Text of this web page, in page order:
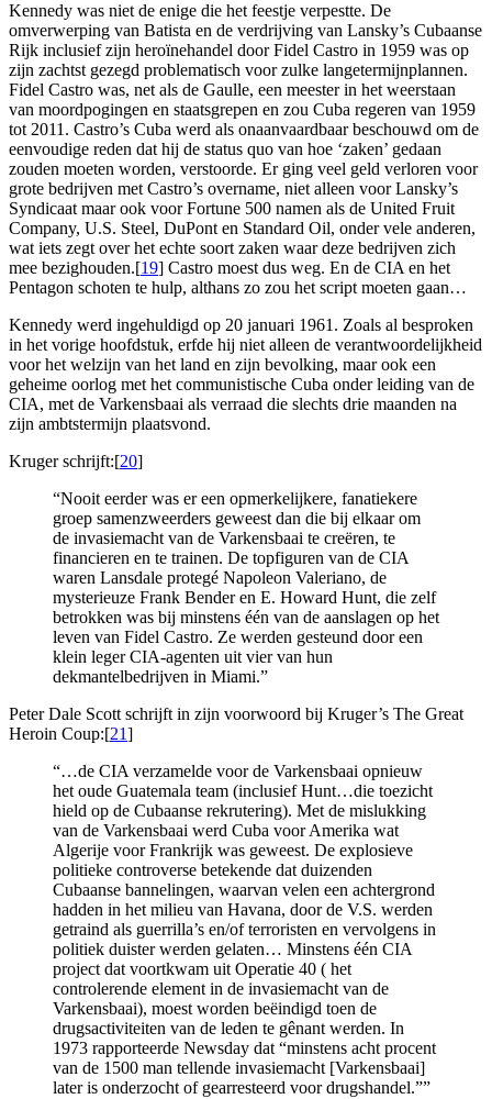
Kennedy was niet de enige die het feestje verpestte. De
omverwerping van Batista en de verdrijving van Lansky’s Cubaanse
Rijk inclusief zijn heroïnehandel door Fidel Castro in 1959 was op
zijn zachtst gezegd problematisch voor zulke langetermijnplannen.
Fidel Castro was, net als de Gaulle, een meester in het weerstaan
van moordpogingen en staatsgrepen en zou Cuba regeren van 1959
tot 2011. Castro’s Cuba werd als onaanvaardbaar beschouwd om de
eenvoudige reden dat hij de status quo van hoe ‘zaken’ gedaan
zouden moeten worden, verstoorde. Er ging veel geld verloren voor
grote bedrijven met Castro’s overname, niet alleen voor Lansky’s
Syndicaat maar ook voor Fortune 500 namen als de United Fruit
Company, U.S. Steel, DuPont en Standard Oil, onder vele anderen,
wat iets zegt over het echte soort zaken waar deze bedrijven zich
mee bezighouden.[19] Castro moest dus weg. En de CIA en het
Pentagon schoten te hulp, althans zo zou het script moeten gaan…
Kennedy werd ingehuldigd op 20 januari 1961. Zoals al besproken
in het vorige hoofdstuk, erfde hij niet alleen de verantwoordelijkheid
voor het welzijn van het land en zijn bevolking, maar ook een
geheime oorlog met het communistische Cuba onder leiding van de
CIA, met de Varkensbaai als verraad die slechts drie maanden na
zijn ambtstermijn plaatsvond.
Kruger schrijft:[20]
“Nooit eerder was er een opmerkelijkere, fanatiekere
groep samenzweerders geweest dan die bij elkaar om
de invasiemacht van de Varkensbaai te creëren, te
financieren en te trainen. De topfiguren van de CIA
waren Lansdale protegé Napoleon Valeriano, de
mysterieuze Frank Bender en E. Howard Hunt, die zelf
betrokken was bij minstens één van de aanslagen op het
leven van Fidel Castro. Ze werden gesteund door een
klein leger CIA-agenten uit vier van hun
dekmantelbedrijven in Miami.”
Peter Dale Scott schrijft in zijn voorwoord bij Kruger’s The Great
Heroin Coup:[21]
“…de CIA verzamelde voor de Varkensbaai opnieuw
het oude Guatemala team (inclusief Hunt…die toezicht
hield op de Cubaanse rekrutering). Met de mislukking
van de Varkensbaai werd Cuba voor Amerika wat
Algerije voor Frankrijk was geweest. De explosieve
politieke controverse betekende dat duizenden
Cubaanse bannelingen, waarvan velen een achtergrond
hadden in het milieu van Havana, door de V.S. werden
getraind als guerrilla’s en/of terroristen en vervolgens in
politiek duister werden gelaten… Minstens één CIA
project dat voortkwam uit Operatie 40 ( het
controlerende element in de invasiemacht van de
Varkensbaai), moest worden beëindigd toen de
drugsactiviteiten van de leden te gênant werden. In
1973 rapporteerde Newsday dat “minstens acht procent
van de 1500 man tellende invasiemacht [Varkensbaai]
later is onderzocht of gearresteerd voor drugshandel.””